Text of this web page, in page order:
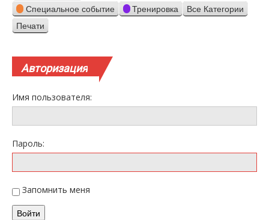
Специальное событие
Тренировка Все Категории
Просмотр
Печати
Авторизация
Имя пользователя:
Пароль:
Запомнить меня
Войти